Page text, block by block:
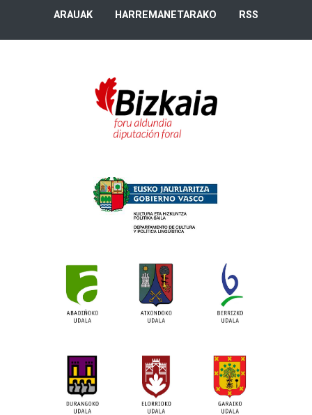
ARAUAK HARREMANETARAKO RSS